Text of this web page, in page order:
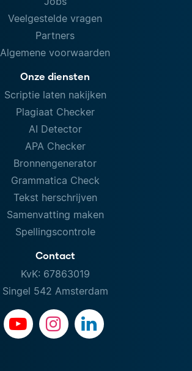
Veelgestelde vragen
Partners
Algemene voorwaarden
Onze diensten
Scriptie laten nakijken
Plagiaat Checker
AI Detector
APA Checker
Bronnengenerator
Grammatica Check
Tekst herschrijven
Samenvatting maken
Spellingscontrole
Contact
KvK: 67863019
Singel 542 Amsterdam